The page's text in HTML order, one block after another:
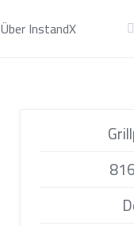
Über InstandX